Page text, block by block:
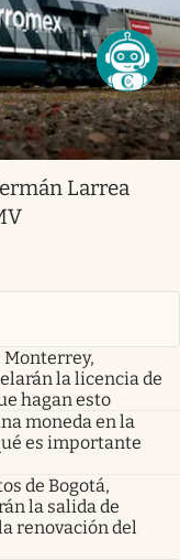
Larrea
Monterrey,
la licencia de
hagan esto
moneda en la
es importante
de Bogotá,
la salida de
renovación del